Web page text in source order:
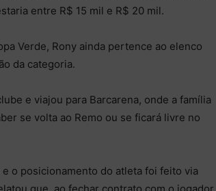
entre R$ 15 mil e R$ 20 mil.
Verde, Rony ainda pertence ao elenco
da categoria.
e viajou para Barcarena, onde a família
se volta ao Remo ou se ficará livre no
o posicionamento do atleta foi feito via